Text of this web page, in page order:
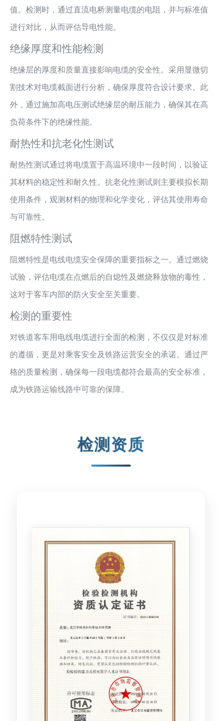
值。检测时，通过直流电桥测量电缆的电阻，并与标准值
进行对比，从而评估导电性能。
绝缘厚度和性能检测
绝缘层的厚度和质量直接影响电缆的安全性。采用显微切
割技术对电缆截面进行分析，确保厚度符合设计要求。此
外，通过施加高电压测试绝缘层的耐压能力，确保其在高
负荷条件下的绝缘性能。
耐热性和抗老化性测试
耐热性测试通过将电缆置于高温环境中一段时间，以验证
其材料的稳定性和耐久性。抗老化性测试则主要模拟长期
使用条件，观测材料的物理和化学变化，评估其使用寿命
与可靠性。
阻燃特性测试
阻燃特性是电线电缆安全保障的重要指标之一。通过燃烧
试验，评估电缆在点燃后的自熄性及燃烧释放物的毒性，
这对于客车内部的防火安全至关重要。
检测的重要性
对铁道客车用电线电缆进行全面的检测，不仅仅是对标准
的遵循，更是对乘客安全及铁路运营安全的承诺。通过严
格的质量检测，确保每一段电缆都符合最高的安全标准，
成为铁路运输线路中可靠的保障。
检测资质